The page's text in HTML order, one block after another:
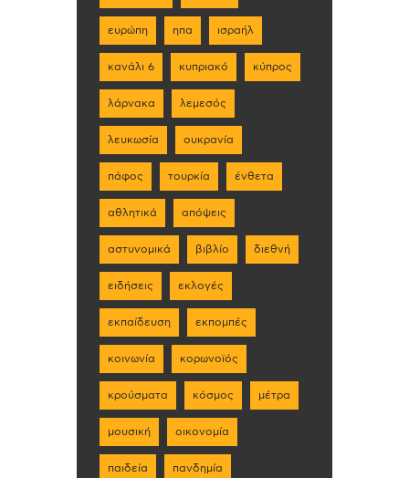
ευρώπη ηπα ισραήλ
κανάλι 6 κυπριακό κύπρος
λάρνακα λεμεσός
λευκωσία ουκρανία
πάφος τουρκία ένθετα
αθλητικά απόψεις
αστυνομικά βιβλίο διεθνή
ειδήσεις εκλογές
εκπαίδευση εκπομπές
κοινωνία κορωνοϊός
κρούσματα κόσμος μέτρα
μουσική οικονομία
παιδεία πανδημία